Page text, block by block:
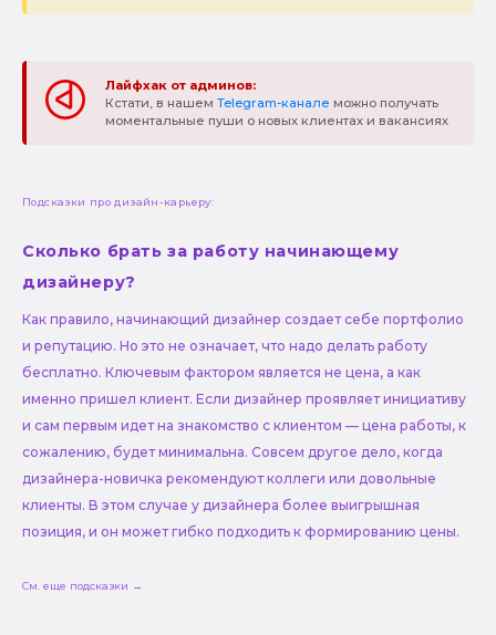
Лайфхак от админов:
Кстати, в нашем Telegram-канале можно получать
моментальные пуши о новых клиентах и вакансиях
Подсказки про дизайн-карьеру:
Сколько брать за работу начинающему
дизайнеру?
Как правило, начинающий дизайнер создает себе портфолио
и репутацию. Но это не означает, что надо делать работу
бесплатно. Ключевым фактором является не цена, а как
именно пришел клиент. Если дизайнер проявляет инициативу
и сам первым идет на знакомство с клиентом — цена работы, к
сожалению, будет минимальна. Совсем другое дело, когда
дизайнера-новичка рекомендуют коллеги или довольные
клиенты. В этом случае у дизайнера более выигрышная
позиция, и он может гибко подходить к формированию цены.
См. еще подсказки →